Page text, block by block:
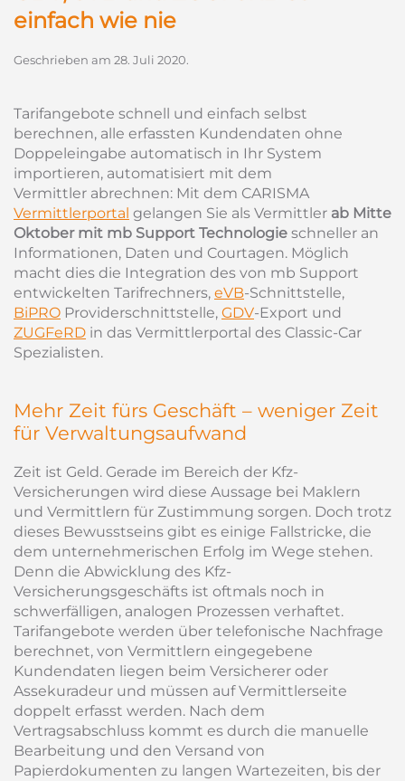
einfach wie nie
Geschrieben am 28. Juli 2020.
Tarifangebote schnell und einfach selbst
berechnen, alle erfassten Kundendaten ohne
Doppeleingabe automatisch in Ihr System
importieren, automatisiert mit dem
Vermittler abrechnen: Mit dem CARISMA
Vermittlerportal gelangen Sie als Vermittler ab Mitte
Oktober mit mb Support Technologie schneller an
Informationen, Daten und Courtagen. Möglich
macht dies die Integration des von mb Support
entwickelten Tarifrechners, eVB-Schnittstelle,
BiPRO Providerschnittstelle, GDV-Export und
ZUGFeRD in das Vermittlerportal des Classic-Car
Spezialisten.
Mehr Zeit fürs Geschäft – weniger Zeit
für Verwaltungsaufwand
Zeit ist Geld. Gerade im Bereich der Kfz-
Versicherungen wird diese Aussage bei Maklern
und Vermittlern für Zustimmung sorgen. Doch trotz
dieses Bewusstseins gibt es einige Fallstricke, die
dem unternehmerischen Erfolg im Wege stehen.
Denn die Abwicklung des Kfz-
Versicherungsgeschäfts ist oftmals noch in
schwerfälligen, analogen Prozessen verhaftet.
Tarifangebote werden über telefonische Nachfrage
berechnet, von Vermittlern eingegebene
Kundendaten liegen beim Versicherer oder
Assekuradeur und müssen auf Vermittlerseite
doppelt erfasst werden. Nach dem
Vertragsabschluss kommt es durch die manuelle
Bearbeitung und den Versand von
Papierdokumenten zu langen Wartezeiten, bis der